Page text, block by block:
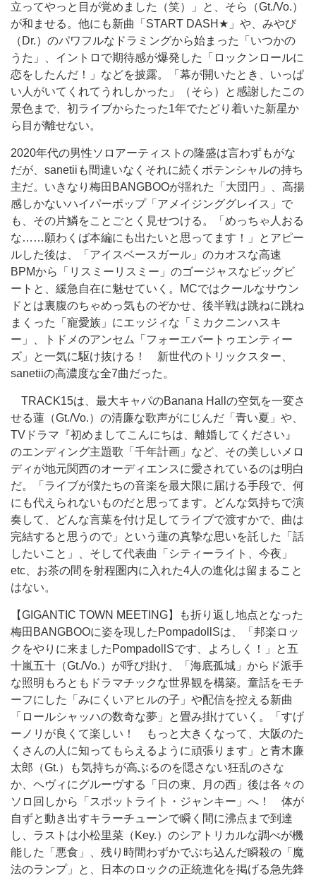
立ってやっと目が覚めました（笑）」と、そら（Gt./Vo.）
が和ませる。他にも新曲「START DASH★」や、みやび
（Dr.）のパワフルなドラミングから始まった「いつかの
うた」、イントロで期待感が爆発した「ロックンロールに
恋をしたんだ！」などを披露。「幕が開いたとき、いっぱ
い人がいてくれてうれしかった」（そら）と感謝したこの
景色まで、初ライブからたった1年でたどり着いた新星か
ら目が離せない。
2020年代の男性ソロアーティストの隆盛は言わずもがな
だが、sanetiiも間違いなくそれに続くポテンシャルの持ち
主だ。いきなり梅田BANGBOOが揺れた「大団円」、高揚
感しかないハイパーポップ「アメイジンググレイス」で
も、その片鱗をことごとく見せつける。「めっちゃ人おる
な……願わくば本編にも出たいと思ってます！」とアピー
ルした後は、「アイスベースガール」のカオスな高速
BPMから「リスミーリスミー」のゴージャスなビッグビ
ートと、緩急自在に魅せていく。MCではクールなサウン
ドとは裏腹のちゃめっ気ものぞかせ、後半戦は跳ねに跳ね
まくった「寵愛族」にエッジィな「ミカクニンハスキ
ー」、トドメのアンセム「フォーエバートゥエンティー
ズ」と一気に駆け抜ける！ 新世代のトリックスター、
sanetiiの高濃度な全7曲だった。
TRACK15は、最大キャパのBanana Hallの空気を一変さ
せる蓮（Gt./Vo.）の清廉な歌声がにじんだ「青い夏」や、
TVドラマ『初めましてこんにちは、離婚してください』
のエンディング主題歌「千年計画」など、その美しいメロ
ディが地元関西のオーディエンスに愛されているのは明白
だ。「ライブが僕たちの音楽を最大限に届ける手段で、何
にも代えられないものだと思ってます。どんな気持ちで演
奏して、どんな言葉を付け足してライブで渡すかで、曲は
完結すると思うので」という蓮の真摯な思いを託した「話
したいこと」、そして代表曲「シティーライト、今夜」
etc、お茶の間を射程圏内に入れた4人の進化は留まること
はない。
【GIGANTIC TOWN MEETING】も折り返し地点となった
梅田BANGBOOに姿を現したPompadollSは、「邦楽ロッ
クをやりに来ましたPompadollSです、よろしく！」と五
十嵐五十（Gt./Vo.）が呼び掛け、「海底孤城」からド派手
な照明もろともドラマチックな世界観を構築。童話をモチ
ーフにした「みにくいアヒルの子」や配信を控える新曲
「ロールシャッハの数奇な夢」と畳み掛けていく。「すげ
ーノリが良くて楽しい！ もっと大きくなって、大阪のた
くさんの人に知ってもらえるように頑張ります」と青木廉
太郎（Gt.）も気持ちが高ぶるのを隠さない狂乱のさな
か、ヘヴィにグルーヴする「日の東、月の西」後は各々の
ソロ回しから「スポットライト・ジャンキー」へ！ 体が
自ずと動き出すキラーチューンで瞬く間に沸点まで到達
し、ラストは小松里菜（Key.）のシアトリカルな調べが機
能した「悪食」、残り時間わずかでぶち込んだ瞬殺の「魔
法のランプ」と、日本のロックの正統進化を掲げる急先鋒